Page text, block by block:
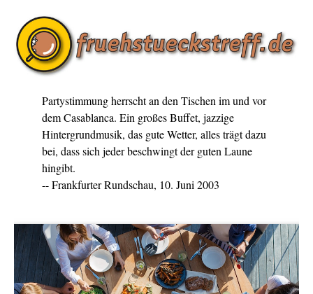
Partystimmung herrscht an den Tischen im und vor
dem Casablanca. Ein großes Buffet, jazzige
Hintergrundmusik, das gute Wetter, alles trägt dazu
bei, dass sich jeder beschwingt der guten Laune
hingibt.
-- Frankfurter Rundschau, 10. Juni 2003